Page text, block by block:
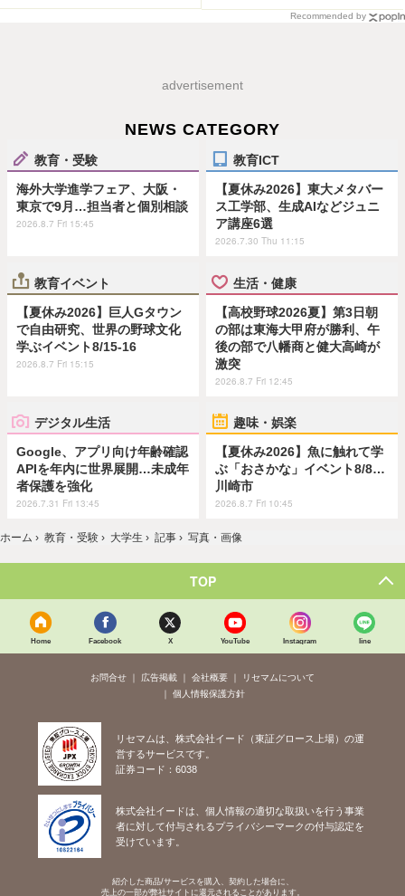
Recommended by
advertisement
NEWS CATEGORY
教育・受験
海外大学進学フェア、大阪・
東京で9月…担当者と個別相談
2026.8.7 Fri 15:45
教育ICT
【夏休み2026】東大メタバー
ス工学部、生成AIなどジュニ
ア講座6選
2026.7.30 Thu 11:15
教育イベント
【夏休み2026】巨人Gタウン
で自由研究、世界の野球文化
学ぶイベント8/15-16
2026.8.7 Fri 15:15
生活・健康
【高校野球2026夏】第3日朝
の部は東海大甲府が勝利、午
後の部で八幡商と健大高崎が
激突
2026.8.7 Fri 12:45
デジタル生活
Google、アプリ向け年齢確認
APIを年内に世界展開…未成年
者保護を強化
2026.7.31 Fri 13:45
趣味・娯楽
【夏休み2026】魚に触れて学
ぶ「おさかな」イベント8/8…
川崎市
2026.8.7 Fri 10:45
ホーム › 教育・受験 › 大学生 › 記事 › 写真・画像
TOP
Home Facebook X YouTube Instagram line
お問合せ 広告掲載 会社概要
リセマムについて
個人情報保護方針
リセマムは、株式会社イード（東証グロース上場）の運
営するサービスです。
証券コード：6038
株式会社イードは、個人情報の適切な取扱いを行う事業
者に対して付与されるプライバシーマークの付与認定を
受けています。
紹介した商品/サービスを購入、契約した場合に、
売上の一部が弊社サイトに還元されることがあります。